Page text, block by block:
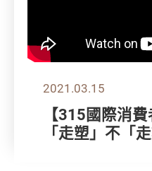
2021.03.15
【315國際消
「走塑」不「